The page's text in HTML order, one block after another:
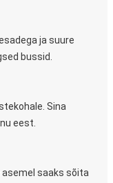
ja suure
bussid.
Sina
eest.
saaks sõita